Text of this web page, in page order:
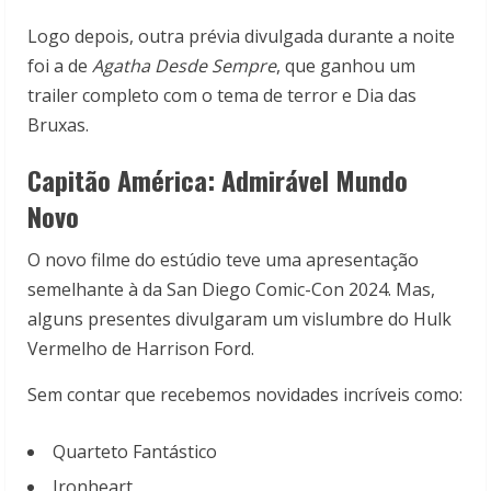
Logo depois, outra prévia divulgada durante a noite
foi a de Agatha Desde Sempre, que ganhou um
trailer completo com o tema de terror e Dia das
Bruxas.
Capitão América: Admirável Mundo
Novo
O novo filme do estúdio teve uma apresentação
semelhante à da San Diego Comic-Con 2024. Mas,
alguns presentes divulgaram um vislumbre do Hulk
Vermelho de Harrison Ford.
Sem contar que recebemos novidades incríveis como:
Quarteto Fantástico